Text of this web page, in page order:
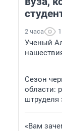
2 часа
Ученый
Сезон
области:
штруделя
«Вам